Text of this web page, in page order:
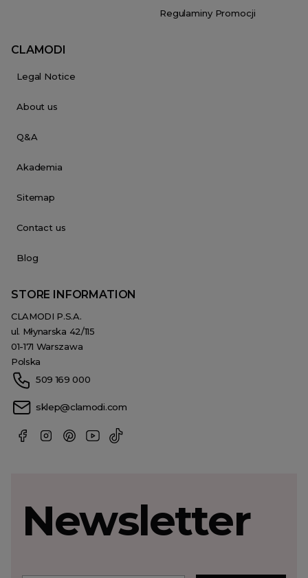
Regulaminy Promocji
CLAMODI
Legal Notice
About us
Q&A
Akademia
Sitemap
Contact us
Blog
STORE INFORMATION
CLAMODI P.S.A.
ul. Młynarska 42/115
01-171 Warszawa
Polska
509 169 000
sklep@clamodi.com
Newsletter